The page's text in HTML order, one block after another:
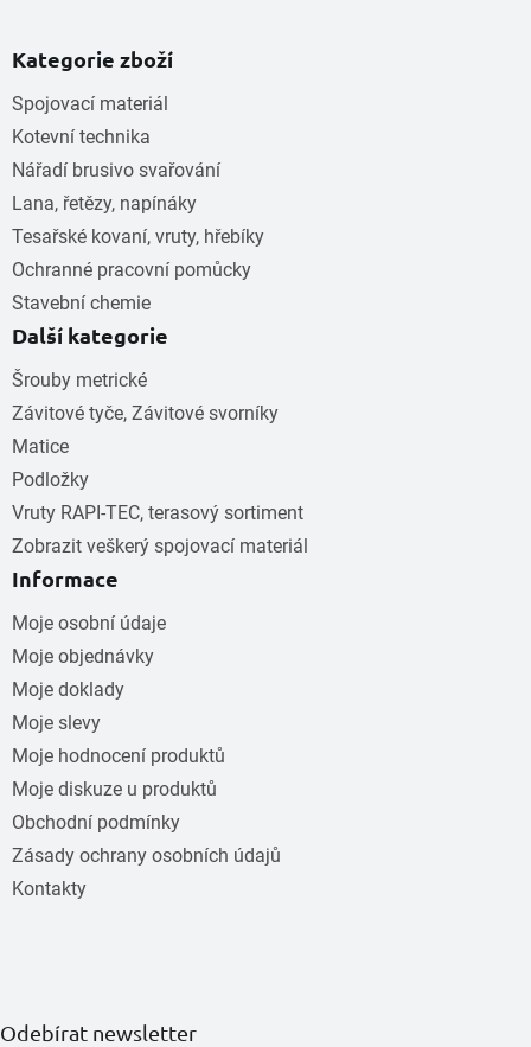
Kategorie zboží
Spojovací materiál
Kotevní technika
Nářadí brusivo svařování
Lana, řetězy, napínáky
Tesařské kovaní, vruty, hřebíky
Ochranné pracovní pomůcky
Stavební chemie
Další kategorie
Šrouby metrické
Závitové tyče, Závitové svorníky
Matice
Podložky
Vruty RAPI-TEC, terasový sortiment
Zobrazit veškerý spojovací materiál
Informace
Moje osobní údaje
Moje objednávky
Moje doklady
Moje slevy
Moje hodnocení produktů
Moje diskuze u produktů
Obchodní podmínky
Zásady ochrany osobních údajů
Kontakty
Odebírat newsletter